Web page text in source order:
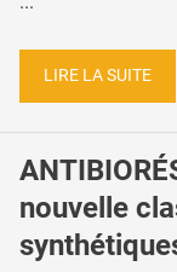
LIRE LA SUITE
nouvelle